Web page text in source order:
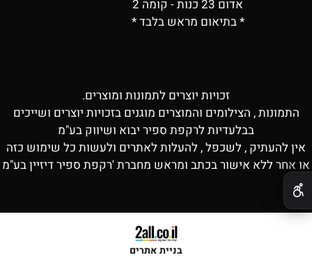
אדום 23 כנות - קומה 2
* בתיאום מראש בלבד *
זכויות יוצרים לתמונות ומוצרים.
התמונות , הצילומים והמוצרים מוגנים בזכויות יוצרים ושייכים
בבלעדיות לרקפת ספיר יבוא ושיווק בע"מ
אין להעתיק , לשכפל , להעלות לאתרים ולעשות כל שימוש כזה
או אחר ללא אישור בכתב ומראש מחברת 'רקפת ספיר דיזיין בע"מ
בניית אתרים
✕